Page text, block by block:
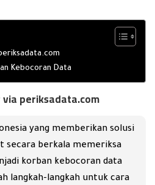
Kebocoran Data
periksadata.com
yang memberikan solusi
secara berkala memeriksa
korban kebocoran data
langkah-langkah untuk cara